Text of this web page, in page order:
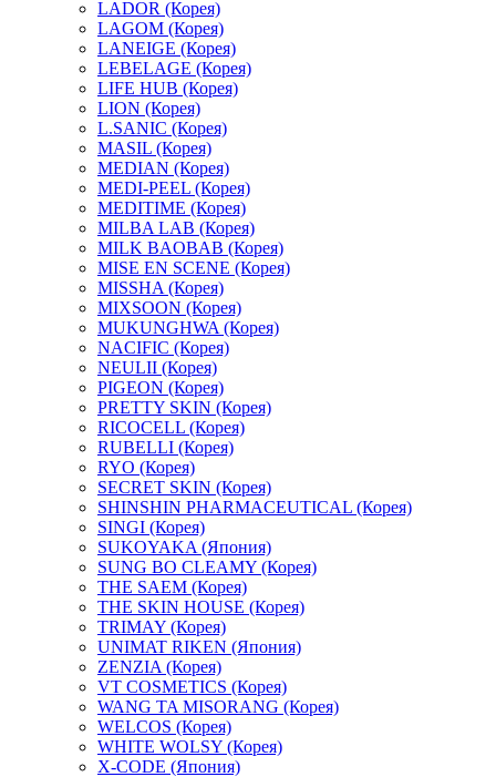
LADOR (Корея)
LAGOM (Корея)
LANEIGE (Корея)
LEBELAGE (Корея)
LIFE HUB (Корея)
LION (Корея)
L.SANIC (Корея)
MASIL (Корея)
MEDIAN (Корея)
MEDI-PEEL (Корея)
MEDITIME (Корея)
MILBA LAB (Корея)
MILK BAOBAB (Корея)
MISE EN SCENE (Корея)
MISSHA (Корея)
MIXSOON (Корея)
MUKUNGHWA (Корея)
NACIFIC (Корея)
NEULII (Корея)
PIGEON (Корея)
PRETTY SKIN (Корея)
RICOCELL (Корея)
RUBELLI (Корея)
RYO (Корея)
SECRET SKIN (Корея)
SHINSHIN PHARMACEUTICAL (Корея)
SINGI (Корея)
SUKOYAKA (Япония)
SUNG BO CLEAMY (Корея)
THE SAEM (Корея)
THE SKIN HOUSE (Корея)
TRIMAY (Корея)
UNIMAT RIKEN (Япония)
ZENZIA (Корея)
VT COSMETICS (Корея)
WANG TA MISORANG (Корея)
WELCOS (Корея)
WHITE WOLSY (Корея)
X-CODE (Япония)